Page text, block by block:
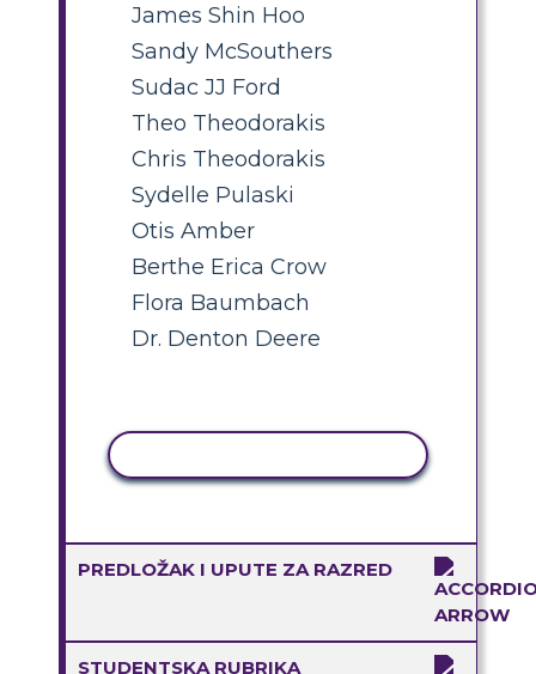
James Shin Hoo
Sandy McSouthers
Sudac JJ Ford
Theo Theodorakis
Chris Theodorakis
Sydelle Pulaski
Otis Amber
Berthe Erica Crow
Flora Baumbach
Dr. Denton Deere
PREDLOŽAK I UPUTE ZA RAZRED
STUDENTSKA RUBRIKA